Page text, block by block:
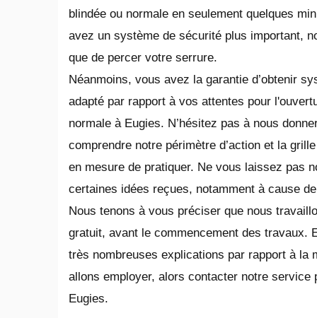
blindée ou normale en seulement quelques
avez un système de sécurité plus important,
que de percer votre serrure.
Néanmoins, vous avez la garantie d’obtenir
adapté par rapport à vos attentes pour
normale à Eugies. N’hésitez pas à nous
comprendre notre périmètre d’action et la
en mesure de pratiquer. Ne vous laissez pas
certaines idées reçues, notamment à cause
Nous tenons à vous préciser que nous
gratuit, avant le commencement des travaux.
très nombreuses explications par rapport à la
allons employer, alors contacter notre service
Eugies.